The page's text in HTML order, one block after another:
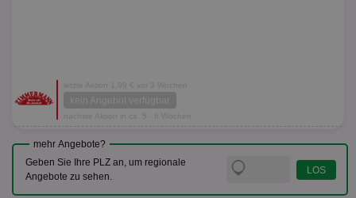
letzte Aktion 1,99 € vor 3 Wochen
kein Angebot verfügbar
nächste Aktion in ca. 5 - 6 Wochen
mehr Angebote?
Geben Sie Ihre PLZ an, um regionale
Angebote zu sehen.